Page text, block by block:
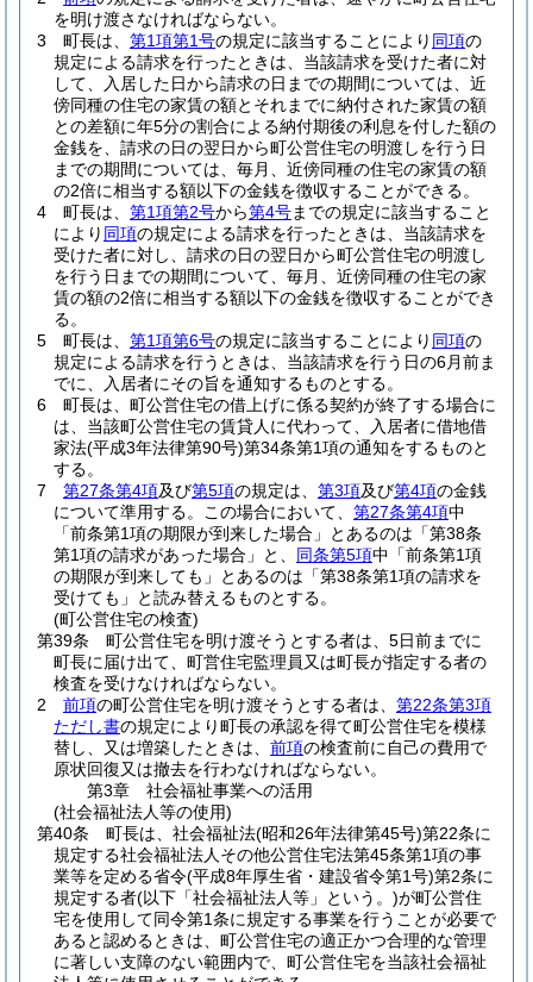
を明け渡さなければならない。
3
町長は、 第1項第1号の規定に該当することにより 同項の
規定による請求を行ったときは、当該請求を受けた者に対
して、入居した日から請求の日までの期間については、近
傍同種の住宅の家賃の額とそれまでに納付された家賃の額
との差額に年5分の割合による納付期後の利息を付した額の
金銭を、請求の日の翌日から町公営住宅の明渡しを行う日
までの期間については、毎月、近傍同種の住宅の家賃の額
の2倍に相当する額以下の金銭を徴収することができる。
4
町長は、 第1項第2号から第4号までの規定に該当すること
により 同項の規定による請求を行ったときは、当該請求を
受けた者に対し、請求の日の翌日から町公営住宅の明渡し
を行う日までの期間について、毎月、近傍同種の住宅の家
賃の額の2倍に相当する額以下の金銭を徴収することができ
る。
5
町長は、 第1項第6号の規定に該当することにより 同項の
規定による請求を行うときは、当該請求を行う日の6月前ま
でに、入居者にその旨を通知するものとする。
6
町長は、町公営住宅の借上げに係る契約が終了する場合に
は、当該町公営住宅の賃貸人に代わって、入居者に借地借
家法(平成3年法律第90号)第34条第1項の通知をするものと
する。
7
第27条第4項及び第5項の規定は、 第3項及び第4項の金銭
について準用する。
この場合において、 第27条第4項中
「前条第1項の期限が到来した場合」とあるのは「第38条
第1項の請求があった場合」と、 同条第5項中「前条第1項
の期限が到来しても」とあるのは「第38条第1項の請求を
受けても」と読み替えるものとする。
(町公営住宅の検査)
第39条
町公営住宅を明け渡そうとする者は、5日前までに
町長に届け出て、町営住宅監理員又は町長が指定する者の
検査を受けなければならない。
2
前項の町公営住宅を明け渡そうとする者は、 第22条第3項
ただし書の規定により町長の承認を得て町公営住宅を模様
替し、又は増築したときは、 前項の検査前に自己の費用で
原状回復又は撤去を行わなければならない。
第3章
社会福祉事業への活用
(社会福祉法人等の使用)
第40条
町長は、社会福祉法(昭和26年法律第45号)第22条に
規定する社会福祉法人その他公営住宅法第45条第1項の事
業等を定める省令(平成8年厚生省・建設省令第1号)第2条に
規定する者(以下「社会福祉法人等」という。)が町公営住
宅を使用して同令第1条に規定する事業を行うことが必要で
あると認めるときは、町公営住宅の適正かつ合理的な管理
に著しい支障のない範囲内で、町公営住宅を当該社会福祉